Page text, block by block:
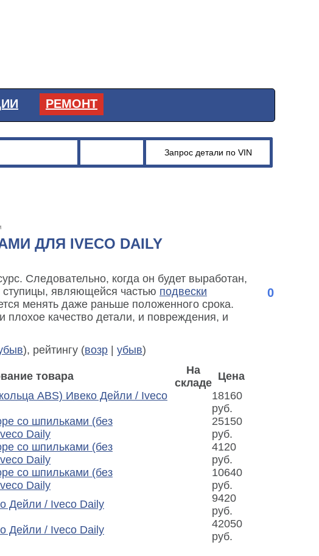
РЕМОНТ
ДЛЯ IVECO DAILY
Следовательно, когда он будет выработан,
ступицы, являющейся частью подвески
менять даже раньше положенного срока.
плохое качество детали, и повреждения, и
), рейтингу (возр убыв)
товара
На
складе
Цена
ABS) Ивеко Дейли / Iveco
18160
руб.
со шпильками (без
Daily
25150
руб.
со шпильками (без
Daily
4120
руб.
со шпильками (без
Daily
10640
руб.
Дейли / Iveco Daily
9420
руб.
Дейли / Iveco Daily
42050
руб.
0